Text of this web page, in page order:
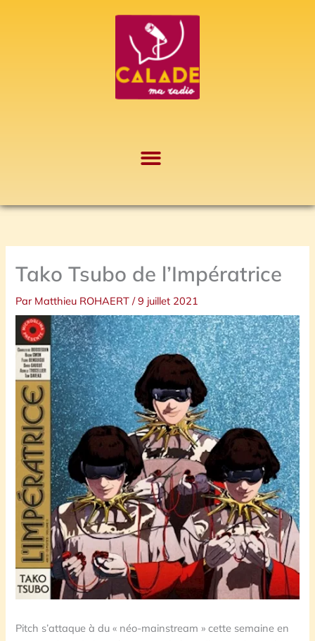
Tako Tsubo de l’Impératrice
Par Matthieu ROHAERT/9 juillet 2021
Pitch s’attaque à du « néo-mainstream » cette semaine en